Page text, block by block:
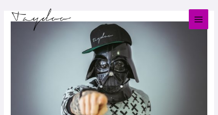
Inhalt
navigation